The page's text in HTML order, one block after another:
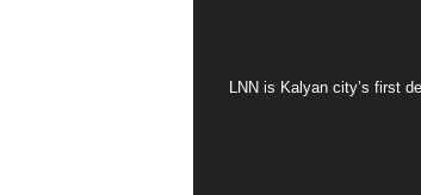
LNN is Kalyan city’s first